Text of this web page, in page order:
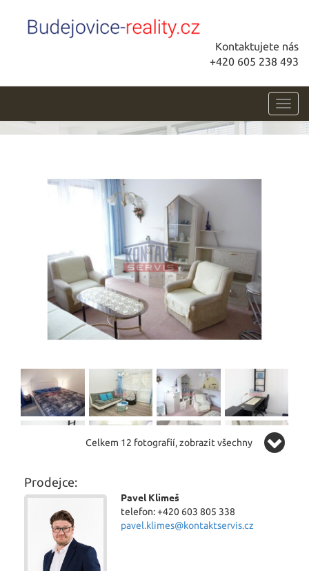
Kontaktujete nás
+420 605 238 493
Celkem 12 fotografií, zobrazit všechny
Prodejce:
Pavel Klimeš
telefon: +420 603 805 338
pavel.klimes@kontaktservis.cz